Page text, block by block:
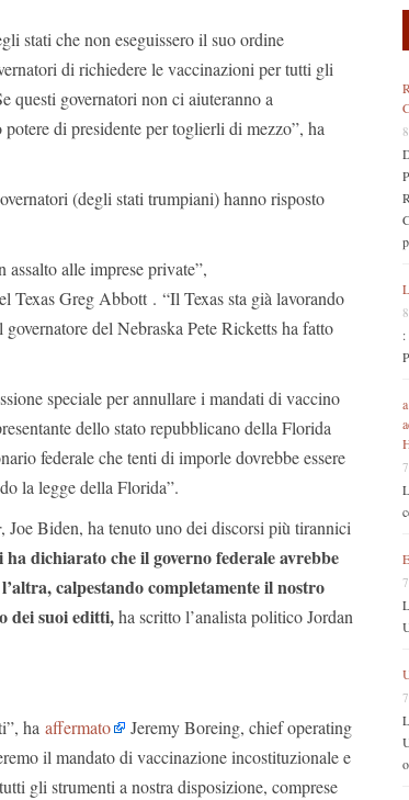
stati che non eseguissero il suo ordine
di richiedere le vaccinazioni per tutti gli
questi governatori non ci aiuteranno a
di presidente per toglierli di mezzo”, ha
(degli stati trumpiani) hanno risposto
alle imprese private”,
Texas Greg Abbott . “Il Texas sta già lavorando
del Nebraska Pete Ricketts ha fatto
speciale per annullare i mandati di vaccino
dello stato repubblicano della Florida
federale che tenti di imporle dovrebbe essere
la legge della Florida”.
, Joe Biden, ha tenuto uno dei discorsi più tirannici
dichiarato che il governo federale avrebbe
calpestando completamente il nostro
dei suoi editti,ha scritto l’analista politico Jordan
ha affermato
Jeremy Boreing, chief operating
il mandato di vaccinazione incostituzionale e
gli strumenti a nostra disposizione, comprese
: